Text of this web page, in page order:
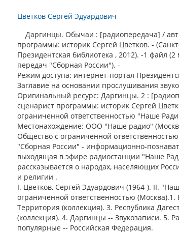
Цветков Сергей Эдуардович
Даргинцы. Обычаи : [радиопередача] /
программы: историк Сергей Цветков. -
Президентская библиотека , 2012). -1 файл
передач "Сборная России"). -
Режим доступа: интернет-портал
Заглавие на основании прослушивания
Оригинальный ресурс: Даргинцы. 2 :
сценарист программы: историк Сергей
ограниченной ответственностью "Наше
Местонахождение: ООО "Наше радио"
Общество с ограниченной
"Сборная России" - информационно-
выходящая в эфире радиостанции "Наше
рассказывается о народах, населяющих
и религии .
I. Цветков, Сергей Эдуардович (1964-). II.
ограниченной ответственностью (Москва).1.
Территория (коллекция). 3. Республика
(коллекция). 4. Даргинцы -- Звукозаписи. 5.
популярные -- Российская Федерация.